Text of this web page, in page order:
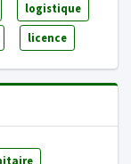
logistique
licence